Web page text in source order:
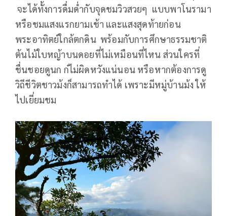
จะได้ทั้งการดื่มด่ำกับจุดชมวิวสวยๆ แบบพาโนรามา
หรือชมแสงแรกยามเช้า และแสงสุดท้ายก่อน
พระอาทิตย์ใกล้ตกดิน พร้อมกับการศึกษาธรรมชาติ
ต้นไม้ใบหญ้าบนดอยที่ไม่เหมือนที่ไหน ส่วนใครที่
ชื่นชอยดูนก ก๋ไม่ผิดหวังแน่นอน หรือหากต้องการดู
วิถีชีวิตชาวม้งก็สามารถทำได้ เพราะมีหมู่บ้านม้ง ให้
ไปเยี่ยมชม